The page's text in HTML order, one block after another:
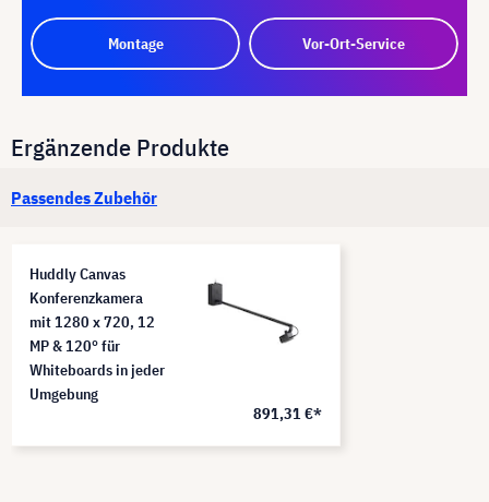
Montage Vor-Ort-Service
Ergänzende Produkte
Passendes Zubehör
Huddly Canvas
Konferenzkamera
mit 1280 x 720, 12
MP & 120° für
Whiteboards in jeder
Umgebung
891,31 €*